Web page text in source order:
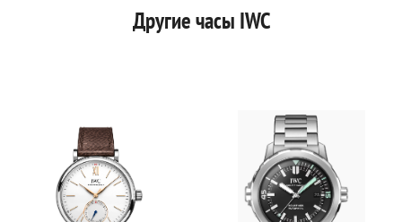
Другие часы IWC